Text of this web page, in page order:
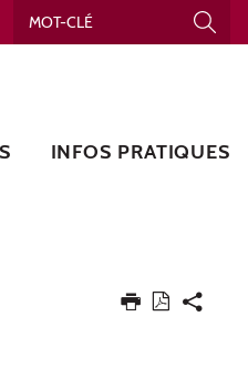
INFOS PRATIQUES